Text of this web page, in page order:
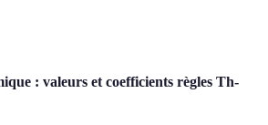
: valeurs et coefficients règles Th-